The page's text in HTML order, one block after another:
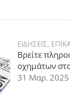
ΕΙΔΗΣΕΙΣ,
Βρείτε
οχημάτων
31 Μαρ. 2025